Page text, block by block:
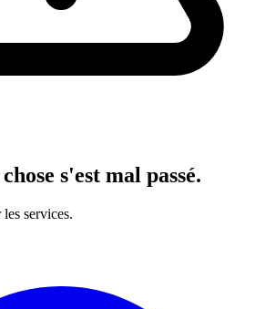
s'est mal passé.
services.